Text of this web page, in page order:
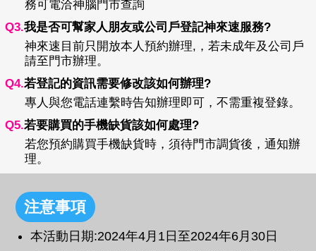
務可電洽神腦門市查詢
Q3.我是否可幫家人朋友或公司戶登記神來速服務?
神來速目前只開放本人預約辦理,，若未成年及公司戶
請至門市辦理。
Q4.若登記的資訊需要修改該如何辦理?
專人與您電話連繫時告知辦理即可，不需重複登錄。
Q5.若要購買的手機缺貨該如何處理?
若您預約購買手機缺貨時，須待門市調貨後，通知辦
理。
注意事項
本活動日期:2024年4月1日至2024年6月30日